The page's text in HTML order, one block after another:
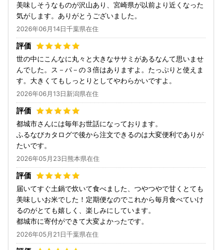
美味しそうなものが沢山あり、宮崎県が以前より近くなった
気がします。ありがとうございました。
2026年06月14日千葉県在住
世の中にこんなに丸々と大きなササミがあるなんて思いませ
んでした。ス－パ－の３倍はありますよ。たっぷりと使えま
す。大きくてもしっとりとしてやわらかいですよ。
2026年06月13日新潟県在住
都城市さんには毎年お世話になっております。
ふるなびカタログで後から注文できるのは大変便利でありが
たいです。
2026年05月23日熊本県在住
届いてすぐ土鍋で炊いて食べました、つやつやで甘くとても
美味しいお米でした！定期便なのでこれから毎月食べていけ
るのがとても嬉しく、楽しみにしています。
都城市に寄付ができて大変よかったです。
2026年05月21日千葉県在住